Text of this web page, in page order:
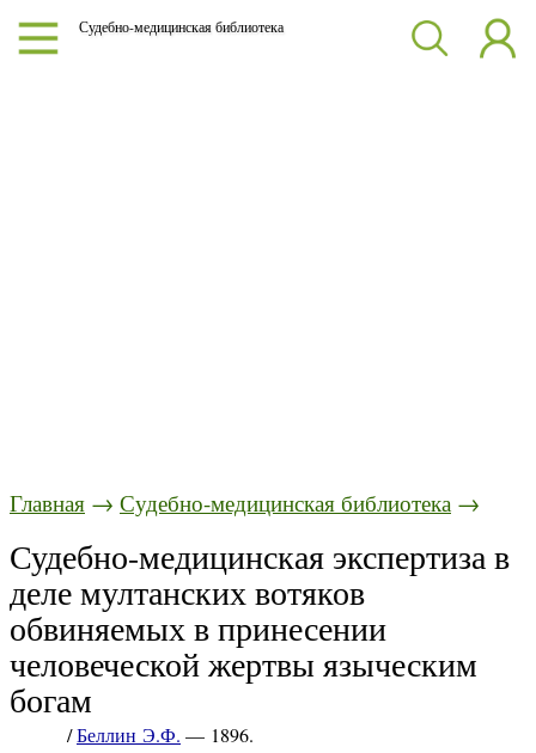
Судебно-медицинская библиотека
Главная → Судебно-медицинская библиотека →
Судебно-медицинская экспертиза в
деле мултанских вотяков
обвиняемых в принесении
человеческой жертвы языческим
богам
/Беллин Э.Ф. — 1896.